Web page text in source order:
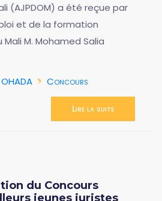
(AJPDOM) a été reçue par
et de la formation
M. Mohamed Salia
Concours
Lire la suite
du Concours
jeunes juristes